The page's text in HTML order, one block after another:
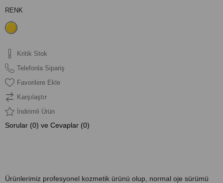
RENK
Kritik Stok
Telefonla Sipariş
Favorilere Ekle
Karşılaştır
İndirimli Ürün
Sorular (0) ve Cevaplar (0)
Ürünlerimiz profesyonel kozmetik ürünü olup, normal oje sürümü